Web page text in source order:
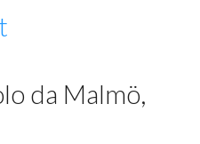
da Malmö,